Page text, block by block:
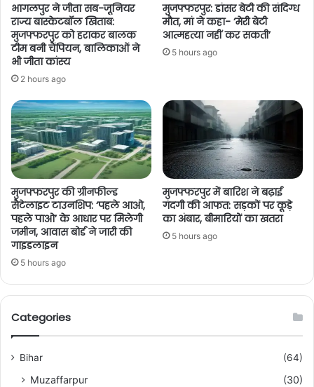
भागलपुर ने जीता सब-जूनियर
राज्य बास्केटबॉल खिताब:
मुजफ्फरपुर को हराकर बालक
टीम बनी चैंपियन, बालिकाओं ने
भी जीता कांस्य
2 hours ago
मुजफ्फरपुर: डांसर बेटी की संदिग्ध
मौत, मां ने कहा- ‘मेरी बेटी
आत्महत्या नहीं कर सकती’
5 hours ago
मुजफ्फरपुर की ग्रीनफील्ड
सैटेलाइट टाउनशिप: ‘पहले आओ,
पहले पाओ’ के आधार पर मिलेगी
जमीन, आवास बोर्ड ने जारी की
गाइडलाइन
5 hours ago
मुजफ्फरपुर में बारिश ने बढ़ाई
गंदगी की आफत: सड़कों पर कूड़े
का अंबार, बीमारियों का खतरा
5 hours ago
Categories
Bihar (64)
Muzaffarpur (30)